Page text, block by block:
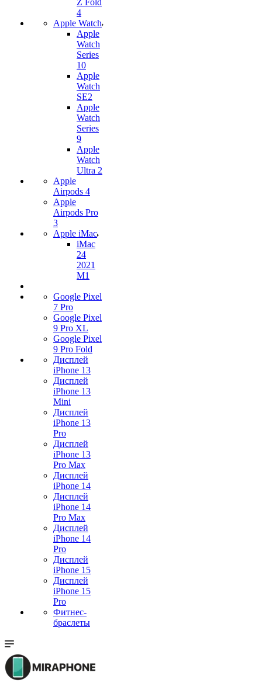
Z Fold
4
Apple Watch
Apple
Watch
Series
10
Apple
Watch
SE2
Apple
Watch
Series
9
Apple
Watch
Ultra 2
Apple
Airpods 4
Apple
Airpods Pro
3
Apple iMac
iMac
24
2021
M1
Google Pixel
7 Pro
Google Pixel
9 Pro XL
Google Pixel
9 Pro Fold
Дисплей
iPhone 13
Дисплей
iPhone 13
Mini
Дисплей
iPhone 13
Pro
Дисплей
iPhone 13
Pro Max
Дисплей
iPhone 14
Дисплей
iPhone 14
Pro Max
Дисплей
iPhone 14
Pro
Дисплей
iPhone 15
Дисплей
iPhone 15
Pro
Фитнес-
браслеты